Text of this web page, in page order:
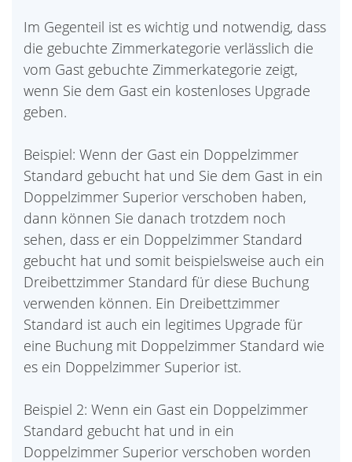
Im Gegenteil ist es wichtig und notwendig, dass
die gebuchte Zimmerkategorie verlässlich die
vom Gast gebuchte Zimmerkategorie zeigt,
wenn Sie dem Gast ein kostenloses Upgrade
geben.
Beispiel: Wenn der Gast ein Doppelzimmer
Standard gebucht hat und Sie dem Gast in ein
Doppelzimmer Superior verschoben haben,
dann können Sie danach trotzdem noch
sehen, dass er ein Doppelzimmer Standard
gebucht hat und somit beispielsweise auch ein
Dreibettzimmer Standard für diese Buchung
verwenden können. Ein Dreibettzimmer
Standard ist auch ein legitimes Upgrade für
eine Buchung mit Doppelzimmer Standard wie
es ein Doppelzimmer Superior ist.
Beispiel 2: Wenn ein Gast ein Doppelzimmer
Standard gebucht hat und in ein
Doppelzimmer Superior verschoben worden